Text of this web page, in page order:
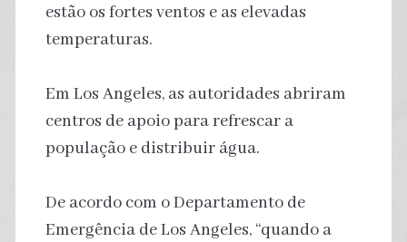
estão os fortes ventos e as elevadas
temperaturas.
Em Los Angeles, as autoridades abriram
centros de apoio para refrescar a
população e distribuir água.
De acordo com o Departamento de
Emergência de Los Angeles, “quando a